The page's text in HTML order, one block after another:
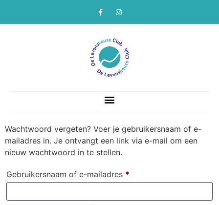
Wachtwoord vergeten? Voer je gebruikersnaam of e-
mailadres in. Je ontvangt een link via e-mail om een
nieuw wachtwoord in te stellen.
Gebruikersnaam of e-mailadres *